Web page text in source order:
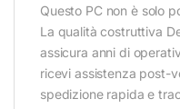
Questo PC non è solo
La qualità costruttiva
assicura anni di
ricevi assistenza post-
spedizione rapida e